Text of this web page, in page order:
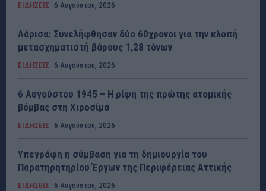
ΕΙΔΗΣΕΙΣ 6 Αυγούστου, 2026
Λάρισα: Συνελήφθησαν δύο 60χρονοι για την κλοπή
μετασχηματιστή βάρους 1,28 τόνων
ΕΙΔΗΣΕΙΣ 6 Αυγούστου, 2026
6 Αυγούστου 1945 – Η ρίψη της πρώτης ατομικής
βόμβας στη Χιροσίμα
ΕΙΔΗΣΕΙΣ 6 Αυγούστου, 2026
Υπεγράφη η σύμβαση για τη δημιουργία του
Παρατηρητηρίου Έργων της Περιφέρειας Αττικής
ΕΙΔΗΣΕΙΣ 6 Αυγούστου, 2026